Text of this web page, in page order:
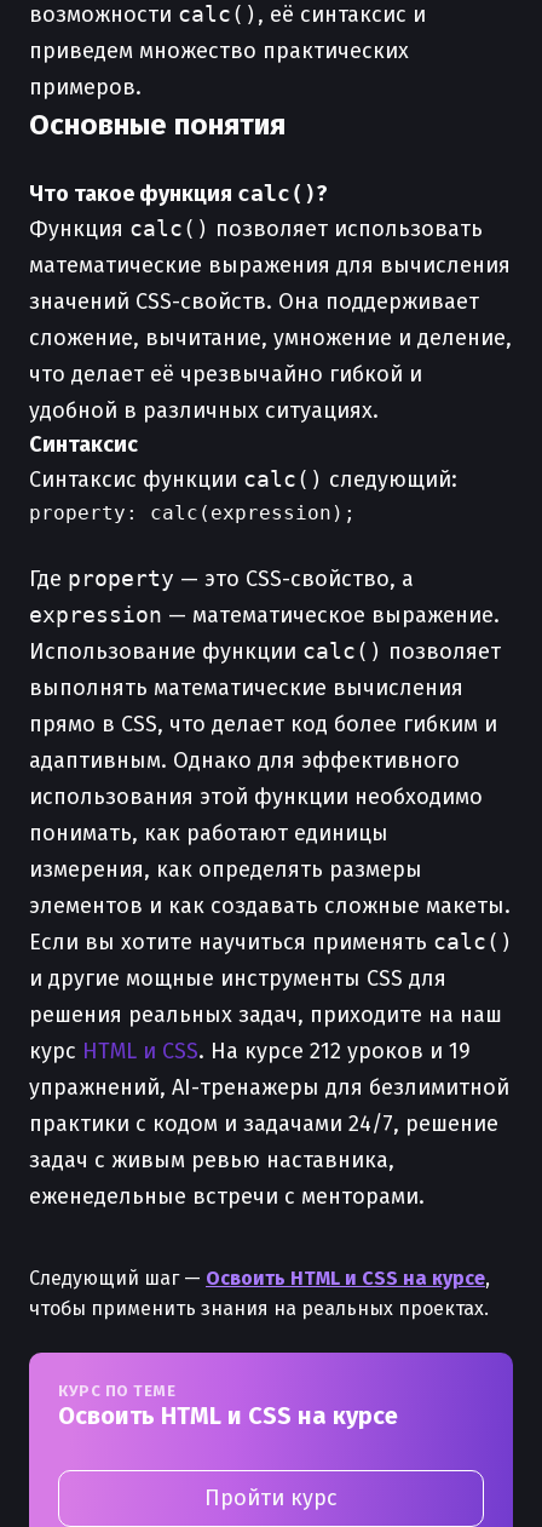
возможности calc() , её синтаксис и
приведем множество практических
примеров.
Основные понятия
Что такое функция calc()?
Функция calc() позволяет использовать
математические выражения для вычисления
значений CSS-свойств. Она поддерживает
сложение, вычитание, умножение и деление,
что делает её чрезвычайно гибкой и
удобной в различных ситуациях.
Синтаксис
Синтаксис функции calc() следующий:
property: calc(expression);
Где property — это CSS-свойство, а
expression — математическое выражение.
Использование функции calc() позволяет
выполнять математические вычисления
прямо в CSS, что делает код более гибким и
адаптивным. Однако для эффективного
использования этой функции необходимо
понимать, как работают единицы
измерения, как определять размеры
элементов и как создавать сложные макеты.
Если вы хотите научиться применять calc()
и другие мощные инструменты CSS для
решения реальных задач, приходите на наш
курс HTML и CSS. На курсе 212 уроков и 19
упражнений, AI-тренажеры для безлимитной
практики с кодом и задачами 24/7, решение
задач с живым ревью наставника,
еженедельные встречи с менторами.
Следующий шаг — Освоить HTML и CSS на курсе,
чтобы применить знания на реальных проектах.
КУРС ПО ТЕМЕ
Освоить HTML и CSS на курсе
Пройти курс